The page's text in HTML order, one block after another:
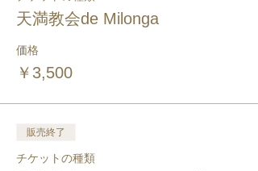
天満教会de Milonga
価格
￥3,500
販売終了
チケットの種類